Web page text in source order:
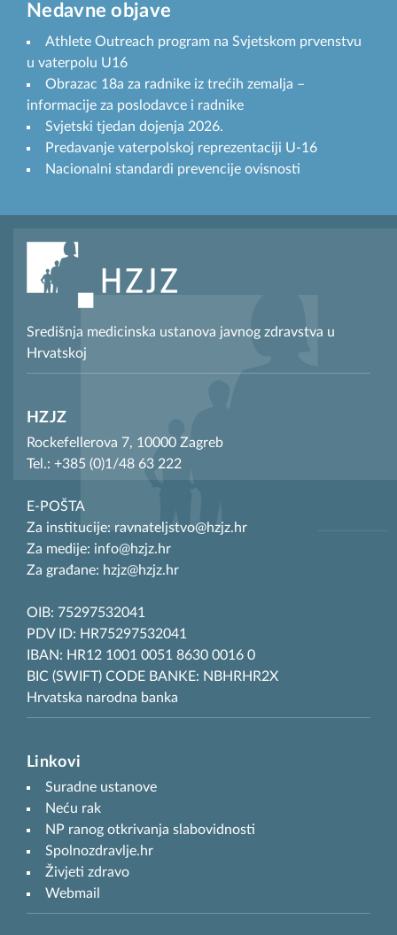
Nedavne objave
Athlete Outreach program na Svjetskom prvenstvu
u vaterpolu U16
Obrazac 18a za radnike iz trećih zemalja –
informacije za poslodavce i radnike
Svjetski tjedan dojenja 2026.
Predavanje vaterpolskoj reprezentaciji U-16
Nacionalni standardi prevencije ovisnosti
Središnja medicinska ustanova javnog zdravstva u
Hrvatskoj
HZJZ
Rockefellerova 7, 10000 Zagreb
Tel.: +385 (0)1/48 63 222
E-POŠTA
Za institucije: ravnateljstvo@hzjz.hr
Za medije: info@hzjz.hr
Za građane: hzjz@hzjz.hr
OIB: 75297532041
PDV ID: HR75297532041
IBAN: HR12 1001 0051 8630 0016 0
BIC (SWIFT) CODE BANKE: NBHRHR2X
Hrvatska narodna banka
Linkovi
Suradne ustanove
Neću rak
NP ranog otkrivanja slabovidnosti
Spolnozdravlje.hr
Živjeti zdravo
Webmail